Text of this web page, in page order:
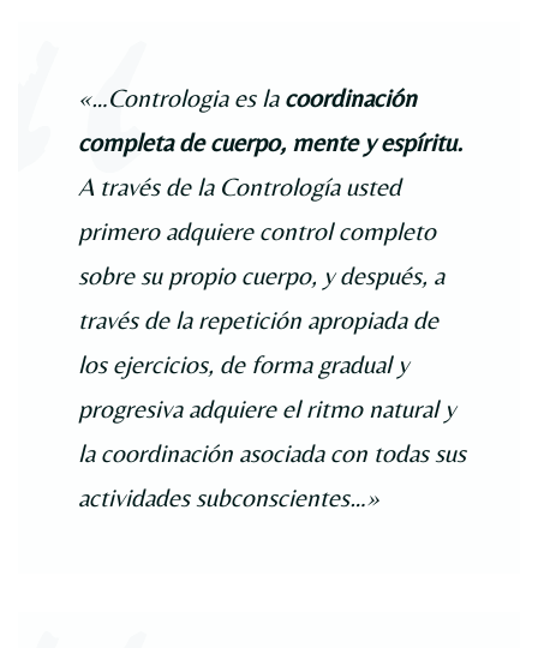
«…Contrologia es la coordinación
completa de cuerpo, mente y espíritu.
A través de la Contrología usted
primero adquiere control completo
sobre su propio cuerpo, y después, a
través de la repetición apropiada de
los ejercicios, de forma gradual y
progresiva adquiere el ritmo natural y
la coordinación asociada con todas sus
actividades subconscientes…»